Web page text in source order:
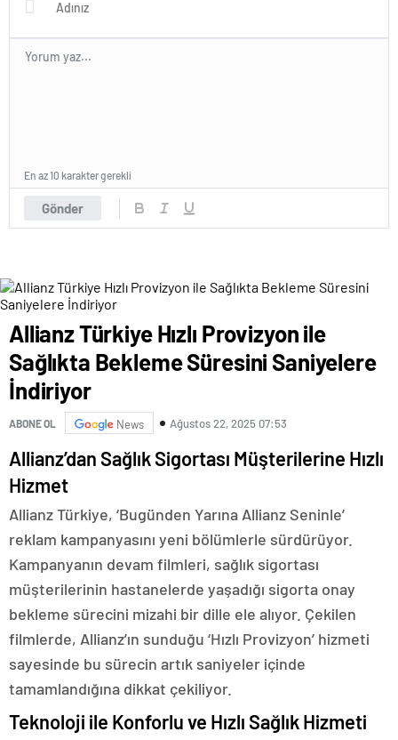
Gönder
En az 10 karakter gerekli
Allianz Türkiye Hızlı Provizyon ile
Sağlıkta Bekleme Süresini Saniyelere
İndiriyor
ABONE OL News Ağustos 22, 2025 07:53
Allianz’dan Sağlık Sigortası Müşterilerine Hızlı
Hizmet
Allianz Türkiye, ‘Bugünden Yarına Allianz Seninle’
reklam kampanyasını yeni bölümlerle sürdürüyor.
Kampanyanın devam filmleri, sağlık sigortası
müşterilerinin hastanelerde yaşadığı sigorta onay
bekleme sürecini mizahi bir dille ele alıyor. Çekilen
filmlerde, Allianz’ın sunduğu ‘Hızlı Provizyon’ hizmeti
sayesinde bu sürecin artık saniyeler içinde
tamamlandığına dikkat çekiliyor.
Teknoloji ile Konforlu ve Hızlı Sağlık Hizmeti